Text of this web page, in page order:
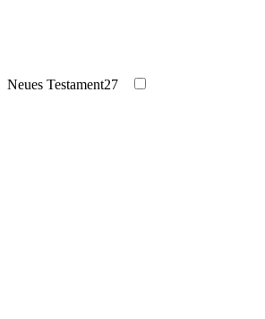
Neues Testament27